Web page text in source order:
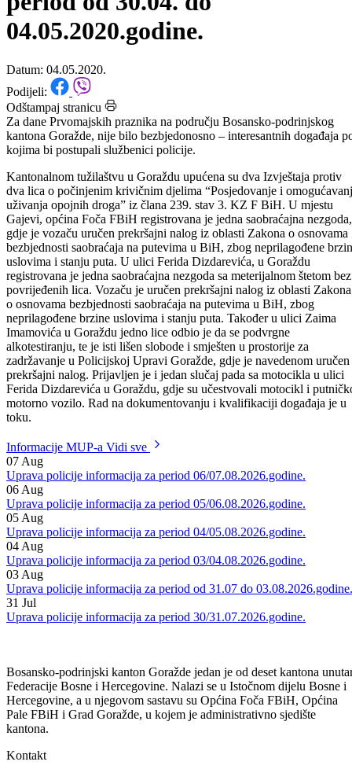
Uprava policije informacija za
period od 30.04. do
04.05.2020.godine.
Datum: 04.05.2020.
Podijeli:
Odštampaj stranicu
kantona Goražde, nije bilo bezbjedonosno – interesantnih događaja
kojima bi postupali službenici policije.
Kantonalnom tužilaštvu u Goraždu upućena su dva Izvještaja protiv
dva lica o počinjenim krivičnim djelima “Posjedovanje i
uživanja opojnih droga” iz člana 239. stav 3. KZ F BiH. U mjestu
Gajevi, općina Foča FBiH registrovana je jedna saobraćajna nezgoda,
gdje je vozaču uručen prekršajni nalog iz oblasti Zakona o osnovama
bezbjednosti saobraćaja na putevima u BiH, zbog neprilagođene
uslovima i stanju puta. U ulici Ferida Dizdarevića, u Goraždu
registrovana je jedna saobraćajna nezgoda sa meterijalnom štetom bez
povrijeđenih lica. Vozaču je uručen prekršajni nalog iz oblasti Zakona
o osnovama bezbjednosti saobraćaja na putevima u BiH, zbog
neprilagođene brzine uslovima i stanju puta. Također u ulici Zaima
Imamovića u Goraždu jedno lice odbio je da se podvrgne
alkotestiranju, te je isti lišen slobode i smješten u prostorije za
zadržavanje u Policijskoj Upravi Goražde, gdje je navedenom uručen
prekršajni nalog. Prijavljen je i jedan slučaj pada sa motocikla u ulici
motorno vozilo. Rad na dokumentovanju i kvalifikaciji događaja je u
toku.
Informacije MUP-a
07Aug
Uprava policije informacija za period 06/07.08.2026.godine.
06Aug
Uprava policije informacija za period 05/06.08.2026.godine.
05Aug
Uprava policije informacija za period 04/05.08.2026.godine.
04Aug
Uprava policije informacija za period 03/04.08.2026.godine.
03Aug